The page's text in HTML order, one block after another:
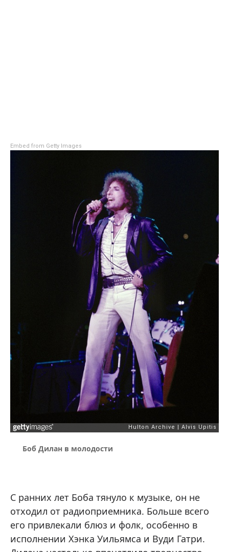
Embed from Getty Images
Боб Дилан в молодости
С ранних лет Боба тянуло к музыке, он не
отходил от радиоприемника. Больше всего
его привлекали блюз и фолк, особенно в
исполнении Хэнка Уильямса и Вуди Гатри.